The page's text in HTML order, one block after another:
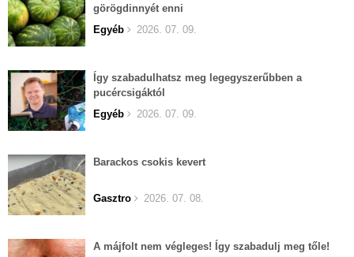
görögdinnyét enni
Egyéb
2026. 07. 09.
Így szabadulhatsz meg legegyszerűbben a
pucércsigáktól
Egyéb
2026. 07. 09.
Barackos csokis kevert
Gasztro 2026. 07. 08.
A májfolt nem végleges! Így szabadulj meg tőle!